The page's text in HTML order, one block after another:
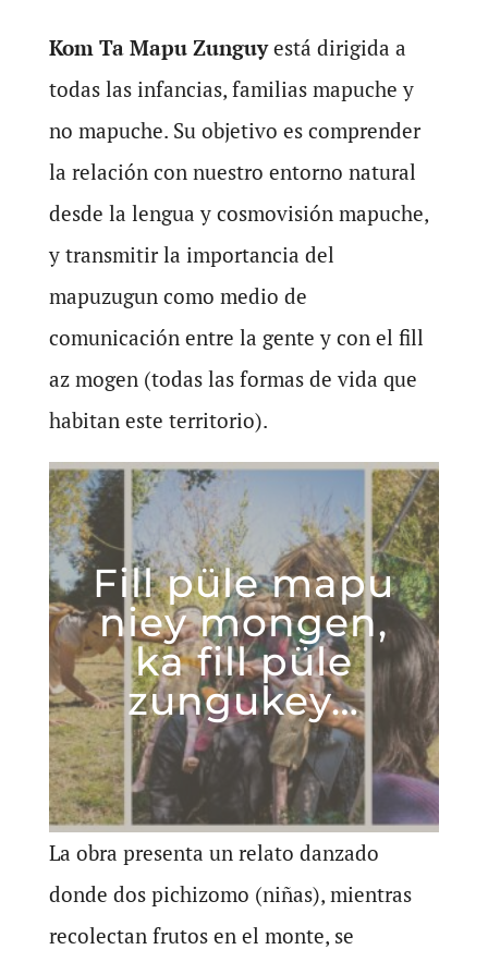
Kom Ta Mapu Zunguyestá dirigida a
todas las infancias, familias mapuche y
no mapuche. Su objetivo es comprender
la relación con nuestro entorno natural
desde la lengua y cosmovisión mapuche,
y transmitir la importancia del
mapuzugun como medio de
comunicación entre la gente y con el fill
az mogen (todas las formas de vida que
habitan este territorio).
Fill püle mapu
niey mongen,
ka fill püle
zungukey…
La obra presenta un relato danzado
donde dos pichizomo (niñas), mientras
recolectan frutos en el monte, se